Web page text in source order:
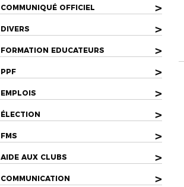
COMMUNIQUÉ OFFICIEL >
DIVERS >
FORMATION EDUCATEURS >
PPF >
EMPLOIS >
ÉLECTION >
FMS >
AIDE AUX CLUBS >
COMMUNICATION >